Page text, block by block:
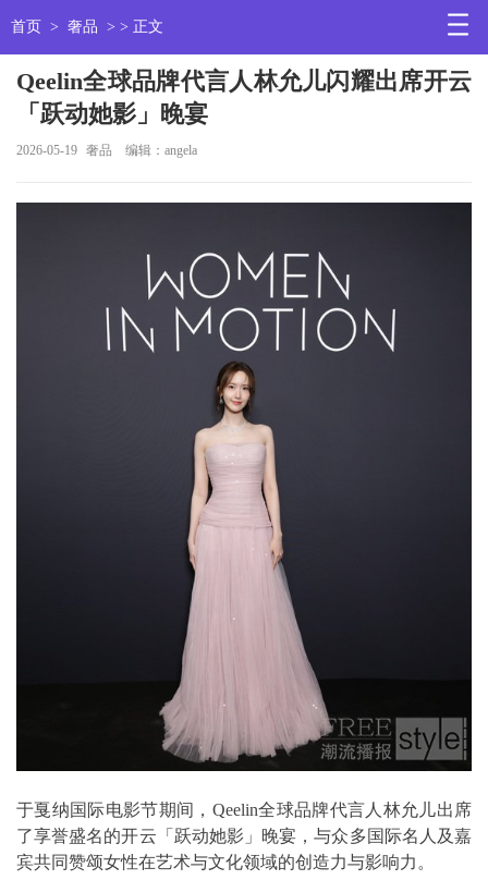
首页 > 奢品 > > 正文
Qeelin全球品牌代言人林允儿闪耀出席开云
「跃动她影」晚宴
2026-05-19 奢品 编辑：angela
于戛纳国际电影节期间，Qeelin全球品牌代言人林允儿出席
了享誉盛名的开云「跃动她影」晚宴，与众多国际名人及嘉
宾共同赞颂女性在艺术与文化领域的创造力与影响力。